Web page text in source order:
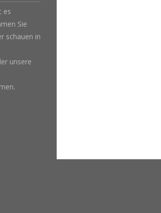
es
Sie
schauen in
unsere